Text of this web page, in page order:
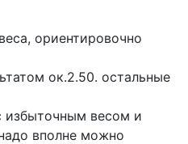
ориентировочно
ок.2.50. остальные
избыточным весом и
вполне можно